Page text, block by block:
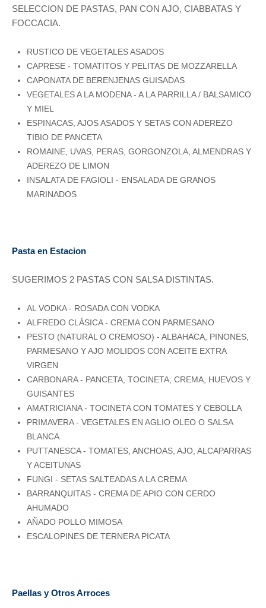
SELECCION DE PASTAS, PAN CON AJO, CIABBATAS Y
FOCCACIA.
RUSTICO DE VEGETALES ASADOS
CAPRESE - TOMATITOS Y PELITAS DE MOZZARELLA
CAPONATA DE BERENJENAS GUISADAS
VEGETALES A LA MODENA - A LA PARRILLA / BALSAMICO
Y MIEL
ESPINACAS, AJOS ASADOS Y SETAS CON ADEREZO
TIBIO DE PANCETA
ROMAINE, UVAS, PERAS, GORGONZOLA, ALMENDRAS Y
ADEREZO DE LIMON
INSALATA DE FAGIOLI - ENSALADA DE GRANOS
MARINADOS
Pasta en Estacion
SUGERIMOS 2 PASTAS CON SALSA DISTINTAS.
AL VODKA - ROSADA CON VODKA
ALFREDO CLÁSICA - CREMA CON PARMESANO
PESTO (NATURAL O CREMOSO) - ALBAHACA, PINONES,
PARMESANO Y AJO MOLIDOS CON ACEITE EXTRA
VIRGEN
CARBONARA - PANCETA, TOCINETA, CREMA, HUEVOS Y
GUISANTES
AMATRICIANA - TOCINETA CON TOMATES Y CEBOLLA
PRIMAVERA - VEGETALES EN AGLIO OLEO O SALSA
BLANCA
PUTTANESCA - TOMATES, ANCHOAS, AJO, ALCAPARRAS
Y ACEITUNAS
FUNGI - SETAS SALTEADAS A LA CREMA
BARRANQUITAS - CREMA DE APIO CON CERDO
AHUMADO
AÑADO POLLO MIMOSA
ESCALOPINES DE TERNERA PICATA
Paellas y Otros Arroces